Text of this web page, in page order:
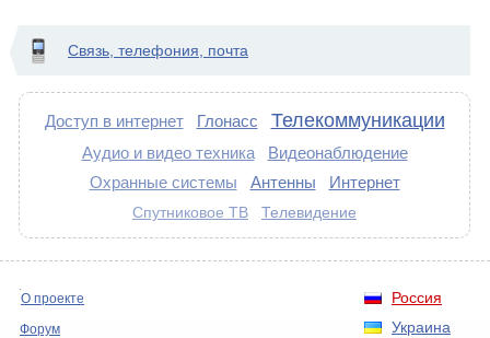
Связь, телефония, почта
Доступ в интернет Глонасс Телекоммуникации
Аудио и видео техника
Видеонаблюдение
Охранные системы
Антенны Интернет
Спутниковое ТВ Телевидение
Россия
Украина
О проекте
Форум